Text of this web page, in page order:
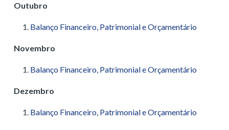
Outubro
Balanço Financeiro, Patrimonial e Orçamentário
Novembro
Balanço Financeiro, Patrimonial e Orçamentário
Dezembro
Balanço Financeiro, Patrimonial e Orçamentário